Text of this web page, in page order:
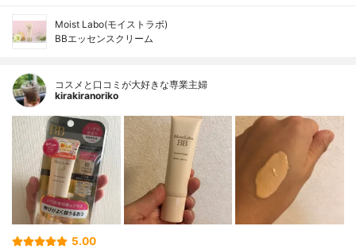
Moist Labo(モイストラボ)
BBエッセンスクリーム
コスメと口コミが大好きな専業主婦
kirakiranoriko
5.00